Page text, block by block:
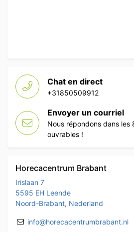
Chat en direct
+31850509912
Envoyer un courriel
Nous répondons dans les
ouvrables !
Horecacentrum Brabant
Irislaan 7
5595 EH Leende
Noord-Brabant, Nederland
info@horecacentrumbrabant.nl